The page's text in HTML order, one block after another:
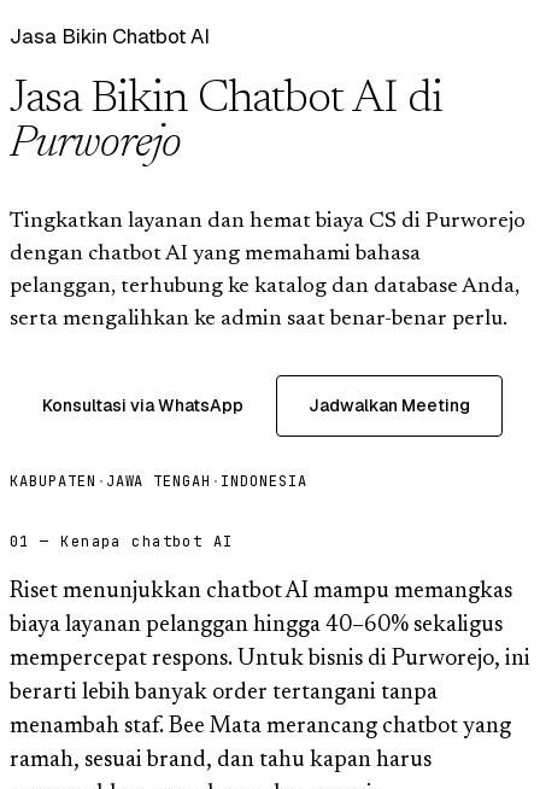
Jasa Bikin Chatbot AI
Jasa Bikin Chatbot AI di
Purworejo
Tingkatkan layanan dan hemat biaya CS di Purworejo
dengan chatbot AI yang memahami bahasa
pelanggan, terhubung ke katalog dan database Anda,
serta mengalihkan ke admin saat benar-benar perlu.
Konsultasi via WhatsApp Jadwalkan Meeting
KABUPATEN · JAWA TENGAH · INDONESIA
01 — Kenapa chatbot AI
Riset menunjukkan chatbot AI mampu memangkas
biaya layanan pelanggan hingga 40–60% sekaligus
mempercepat respons. Untuk bisnis di Purworejo, ini
berarti lebih banyak order tertangani tanpa
menambah staf. Bee Mata merancang chatbot yang
ramah, sesuai brand, dan tahu kapan harus